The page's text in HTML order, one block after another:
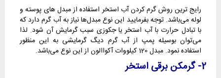
رایج ترین روش گرم کردن آب استخر استفاده از مبدل های پوسته و
لوله می‌باشد. توجه بفرمایید این نوع مبدل‌ها نیاز به آب گرم دارد که
با تبادل حرارت با آب استخر یا جکوزی سبب گرمایش آن شود. لذا
می‌توان بوسیله پمپ از آب گرم دیگ گرمایشی به این منظور
استفاده نمود. مبدل 120 کیلووات آکواالون از این نوع می‌باشد.
2- گرمکن برقی استخر